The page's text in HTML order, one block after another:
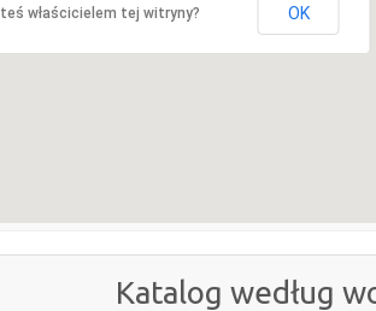
właścicielem tej witryny? OK
Katalog według